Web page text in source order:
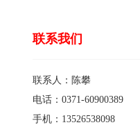
联系我们
联系人：陈攀
电话：0371-60900389
手机：13526538098